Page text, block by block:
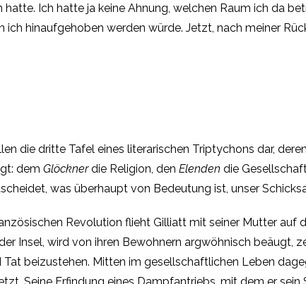
Ich hatte ja keine Ahnung, welchen Raum ich da
hinaufgehoben werden würde. Jetzt, nach meiner
die dritte Tafel eines literarischen Triptychons dar,
dem Glöcknerdie Religion, den Elenden die
was überhaupt von Bedeutung ist, unser
Revolution flieht Gilliatt mit seiner Mutter auf
Insel, wird von ihren Bewohnern argwöhnisch
beizustehen. Mitten im gesellschaftlichen Leben
Seine Erfindung eines Dampfantriebs, mit dem er